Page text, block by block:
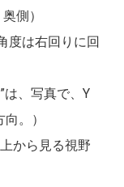
側）
度は右回りに回
は、写真で、Y
。）
から見る視野